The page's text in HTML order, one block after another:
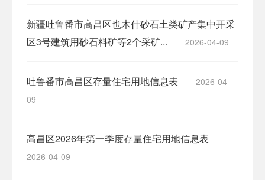
新疆吐鲁番市高昌区也木什砂石土类矿产集中开采
区3号建筑用砂石料矿等2个采矿...
2026-04-09
吐鲁番市高昌区存量住宅用地信息表
2026-04-
09
高昌区2026年第一季度存量住宅用地信息表
2026-04-09